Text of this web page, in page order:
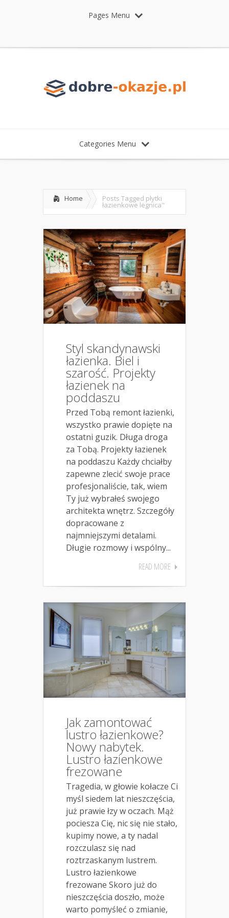
Pages Menu
Categories Menu
Home Posts Tagged płytki
łazienkowe legnica"
Styl skandynawski
łazienka. Biel i
szarość. Projekty
łazienek na
poddaszu
Przed Tobą remont łazienki,
wszystko prawie dopięte na
ostatni guzik. Długa droga
za Tobą. Projekty łazienek
na poddaszu Każdy chciałby
zapewne zlecić swoje prace
profesjonaliście, tak, wiem
Ty już wybrałeś swojego
architekta wnętrz. Szczegóły
dopracowane z
najmniejszymi detalami.
Długie rozmowy i wspólny...
READ MORE
Jak zamontować
lustro łazienkowe?
Nowy nabytek.
Lustro łazienkowe
frezowane
Tragedia, w głowie kołacze Ci
myśl siedem lat nieszczęścia,
już prawie łzy w oczach. Mąż
pociesza Cię, nic się nie stało,
kupimy nowe, a ty nadal
rozczulasz się nad
roztrzaskanym lustrem.
Lustro łazienkowe
frezowane Skoro już do
nieszczęścia doszło, może
warto pomyśleć o zmianie,